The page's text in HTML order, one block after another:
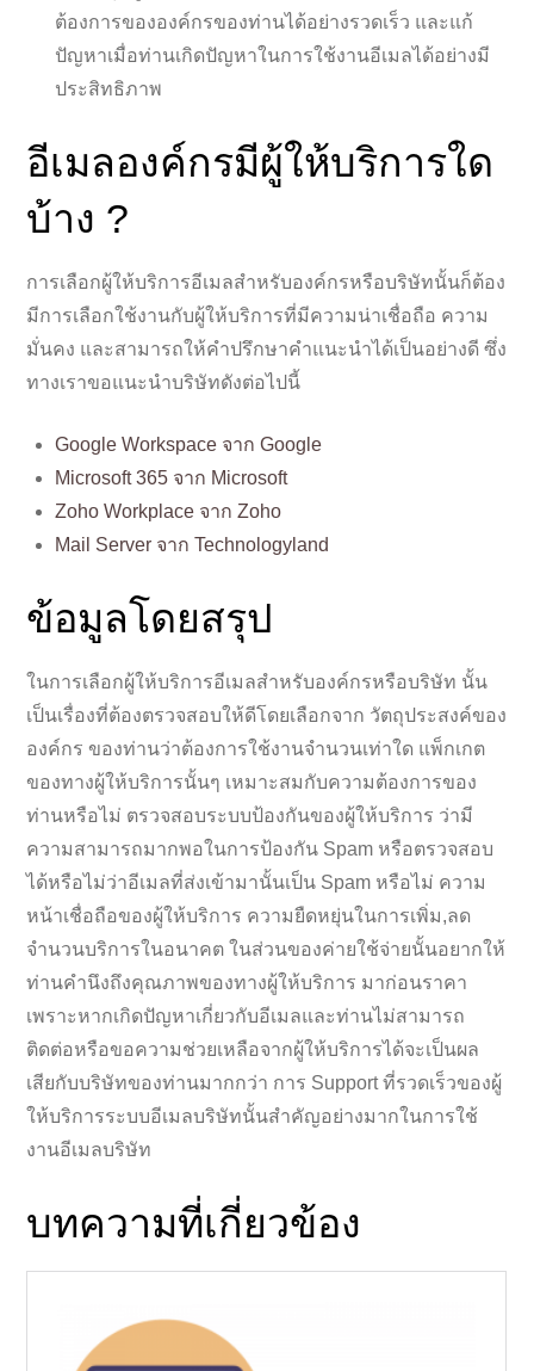
ต้องการขององค์กรของท่านได้อย่างรวดเร็ว และแก้
ปัญหาเมื่อท่านเกิดปัญหาในการใช้งานอีเมลได้อย่างมี
ประสิทธิภาพ
อีเมลองค์กรมีผู้ให้บริการใด
บ้าง ?
การเลือกผู้ให้บริการอีเมลสำหรับองค์กรหรือบริษัทนั้นก็ต้อง
มีการเลือกใช้งานกับผู้ให้บริการที่มีความน่าเชื่อถือ ความ
มั่นคง และสามารถให้คำปรึกษาคำแนะนำได้เป็นอย่างดี ซึ่ง
ทางเราขอแนะนำบริษัทดังต่อไปนี้
Google Workspace จาก Google
Microsoft 365 จาก Microsoft
Zoho Workplace จาก Zoho
Mail Server จาก Technologyland
ข้อมูลโดยสรุป
ในการเลือกผู้ให้บริการอีเมลสำหรับองค์กรหรือบริษัท นั้น
เป็นเรื่องที่ต้องตรวจสอบให้ดีโดยเลือกจาก วัตถุประสงค์ของ
องค์กร ของท่านว่าต้องการใช้งานจำนวนเท่าใด แพ็กเกต
ของทางผู้ให้บริการนั้นๆ เหมาะสมกับความต้องการของ
ท่านหรือไม่ ตรวจสอบระบบป้องกันของผู้ให้บริการ ว่ามี
ความสามารถมากพอในการป้องกัน Spam หรือตรวจสอบ
ได้หรือไม่ว่าอีเมลที่ส่งเข้ามานั้นเป็น Spam หรือไม่ ความ
หน้าเชื่อถือของผู้ให้บริการ ความยืดหยุ่นในการเพิ่ม,ลด
จำนวนบริการในอนาคต ในส่วนของค่ายใช้จ่ายนั้นอยากให้
ท่านคำนึงถึงคุณภาพของทางผู้ให้บริการ มาก่อนราคา
เพราะหากเกิดปัญหาเกี่ยวกับอีเมลและท่านไม่สามารถ
ติดต่อหรือขอความช่วยเหลือจากผู้ให้บริการได้จะเป็นผล
เสียกับบริษัทของท่านมากกว่า การ Support ที่รวดเร็วของผู้
ให้บริการระบบอีเมลบริษัทนั้นสำคัญอย่างมากในการใช้
งานอีเมลบริษัท
บทความที่เกี่ยวข้อง